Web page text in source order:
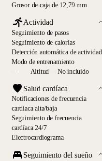
Grosor de caja de 12,79 mm
Actividad
Seguimiento de pasos
Seguimiento de calorías
Detección automática de actividad
Modo de entrenamiento
—
Altitud— No incluido
Salud cardíaca
Notificaciones de frecuencia
cardíaca alta/baja
Seguimiento de frecuencia
cardíaca 24/7
Electrocardiograma
Seguimiento del sueño